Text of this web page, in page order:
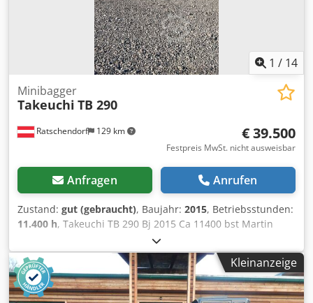
1 / 14
Ratschendorf 129 km
Minibagger
Takeuchi TB 290
€ 39.500
Festpreis MwSt. nicht ausweisbar
Anfragen Anrufen
Zustand: gut (gebraucht), Baujahr: 2015, Betriebsstunden:
11.400 h, Takeuchi TB 290 Bj 2015 Ca 11400 bst Martin
Powertilt Hydraulischer Schnellwechsler Dedpsy T Effsfx Ah
Tekr Zusatzhydraulik Klima 2 Löffel Sofort einsatzbereit
Zustellung möglich
Kleinanzeige